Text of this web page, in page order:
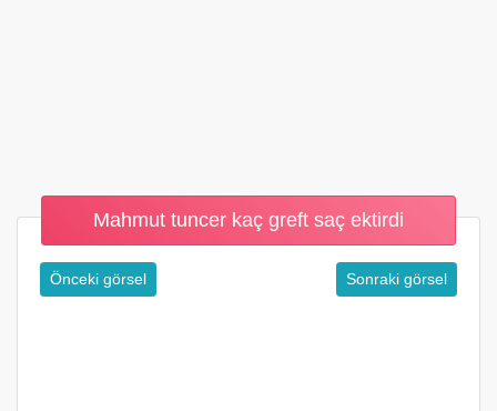
Mahmut tuncer kaç greft saç ektirdi
Önceki görsel Sonraki görsel